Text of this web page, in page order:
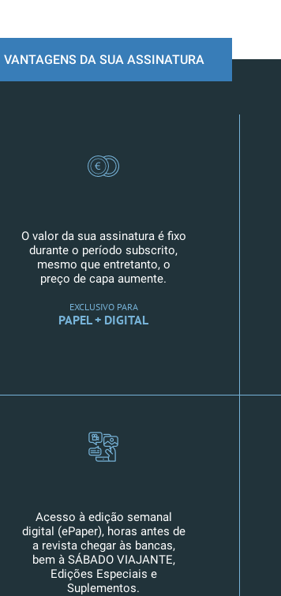
VANTAGENS DA SUA ASSINATURA
O valor da sua assinatura é fixo
durante o período subscrito,
mesmo que entretanto, o
preço de capa aumente.
EXCLUSIVO PARA
PAPEL + DIGITAL
Acesso à edição semanal
digital (ePaper), horas antes de
a revista chegar às bancas,
bem à SÁBADO VIAJANTE,
Edições Especiais e
Suplementos.